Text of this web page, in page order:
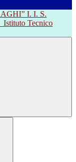
I. I. S.
Istituto Tecnico